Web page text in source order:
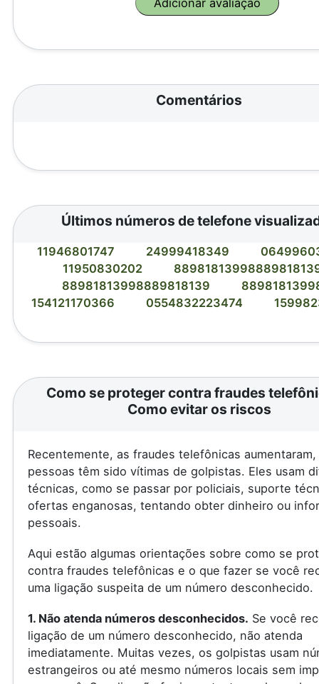
Comentários
Últimos números de telefone
11946801747 24999418349
11950830202
88981813998889818139
154121170366
0554832223474
Como se proteger contra fraudes
Como evitar os riscos
Recentemente, as fraudes telefônicas
pessoas têm sido vítimas de golpistas. Eles usam
técnicas, como se passar por policiais, suporte
ofertas enganosas, tentando obter dinheiro ou
pessoais.
Aqui estão algumas orientações sobre como se
contra fraudes telefônicas e o que fazer se você
uma ligação suspeita de um número desconhecido.
1. Não atenda números desconhecidos. Se você
ligação de um número desconhecido, não atenda
imediatamente. Muitas vezes, os golpistas usam
estrangeiros ou até mesmo números locais sem